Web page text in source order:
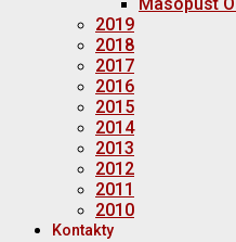
2019
2018
2017
2016
2015
2014
2013
2012
2011
2010
Kontakty